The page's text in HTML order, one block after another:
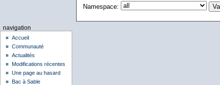
Namespace:
navigation
Accueil
Communauté
Actualités
Modifications récentes
Une page au hasard
Bac à Sable